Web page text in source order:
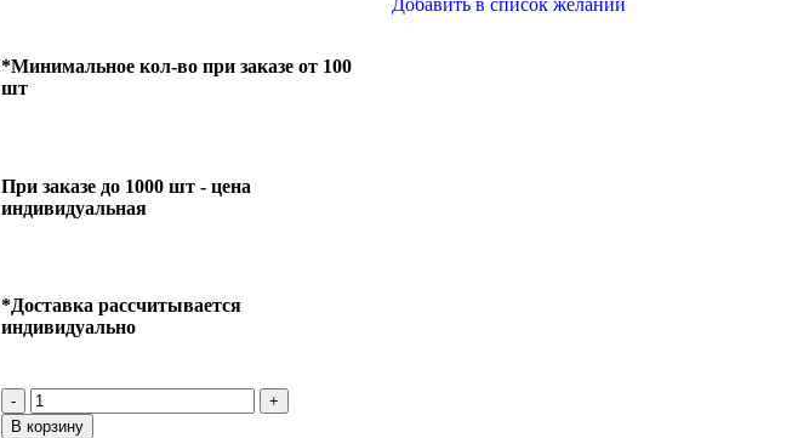
*Минимальное кол-во при заказе от 100
шт
При заказе до 1000 шт - цена
индивидуальная
*Доставка рассчитывается
индивидуально
В корзину